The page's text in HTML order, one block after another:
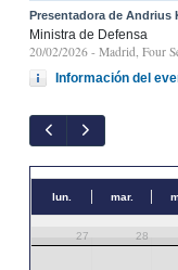
Presentadora de Andrius
Ministra de Defensa
20/02/2026 - Madrid, Four
Información del
lun. mar.
27 28